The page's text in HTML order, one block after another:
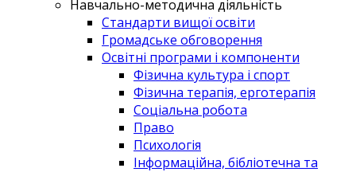
Навчально-методична діяльність
Стандарти вищої освіти
Громадське обговорення
Освітні програми і компоненти
Фізична культура і спорт
Фізична терапія, ерготерапія
Соціальна робота
Право
Психологія
Інформаційна, бібліотечна та